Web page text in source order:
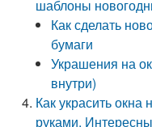
шаблоны
Как сделать
бумаги
Украшения на
внутри)
Как украсить
руками.